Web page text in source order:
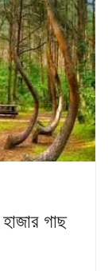
গাছ